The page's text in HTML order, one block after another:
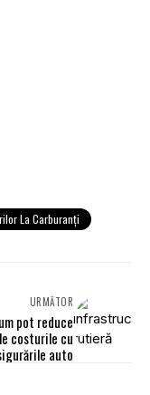
La Carburanţi
URMĂTOR
pot reduce
costurile cu
auto